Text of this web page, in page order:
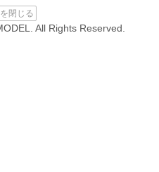
閉じる
All Rights Reserved.